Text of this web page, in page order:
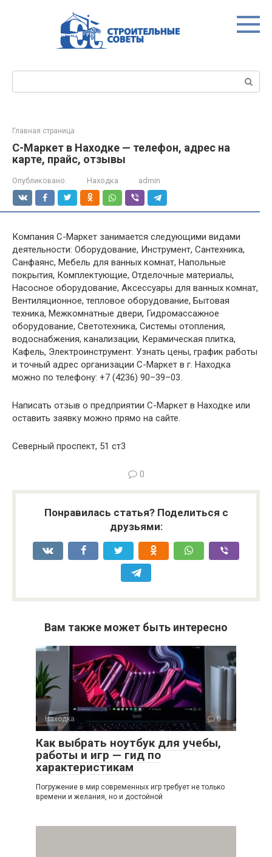
Главная страница
С-Маркет в Находке — телефон, адрес на
карте, прайс, отзывы
Опубликовано: Находка admin
Компания С-Маркет занимается следующими видами
деятельности: Оборудование, Инструмент, Сантехника,
Санфаянс, Мебель для ванных комнат, Напольные
покрытия, Комплектующие, Отделочные материалы,
Насосное оборудование, Аксессуары для ванных комнат,
Вентиляционное, тепловое оборудование, Бытовая
техника, Межкомнатные двери, Гидромассажное
оборудование, Светотехника, Системы отопления,
водоснабжения, канализации, Керамическая плитка,
Кафель, Электроинструмент. Узнать цены, график работы
и точный адрес организации С-Маркет в г. Находка
можно по телефону: +7 (4236) 90–39–03.
Написать отзыв о предприятии С-Маркет в Находке или
оставить заявку можно прямо на сайте.
Северный проспект, 51 ст3
0
Понравилась статья? Поделиться с
друзьями:
Вам также может быть интересно
Находка 0
Как выбрать ноутбук для учебы,
работы и игр — гид по
характеристикам
Погружение в мир современных игр требует не только
времени и желания, но и достойной